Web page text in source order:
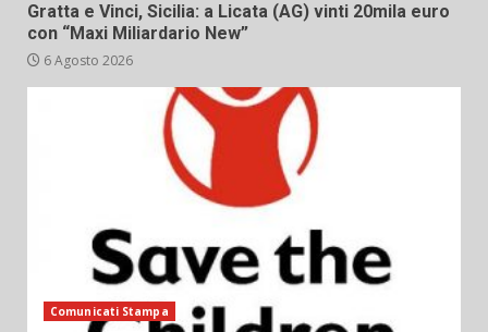
Gratta e Vinci, Sicilia: a Licata (AG) vinti 20mila euro
con “Maxi Miliardario New”
6 Agosto 2026
Comunicati Stampa